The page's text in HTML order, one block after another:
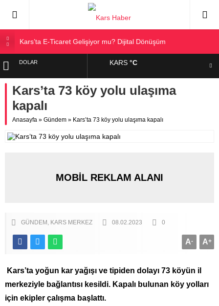
Kars’ta E-Ticaret Gelişiyor mu? Dijital Dönüşüm
Kars Halkı Yeni Parti Hakkında Ne Düşünüyor?
Sarıkamış’a Bağlı Köyler ve Yaygın Soyadları
Kağızman Köyleri ve En Çok Kullanılan Soyadları | Kars
Haber
DOLAR
EURO
ALTIN
BIST
KARS°C
Kars’ta 73 köy yolu ulaşıma
kapalı
Anasayfa » Gündem » Kars’ta 73 köy yolu ulaşıma kapalı
MOBİL REKLAM ALANI
GÜNDEM KARS MERKEZ 08.02.2023 0
A+
A-
Kars’ta yoğun kar yağışı ve tipiden dolayı 73 köyün il
merkeziyle bağlantısı kesildi. Kapalı bulunan köy yolları
için ekipler çalışma başlattı.